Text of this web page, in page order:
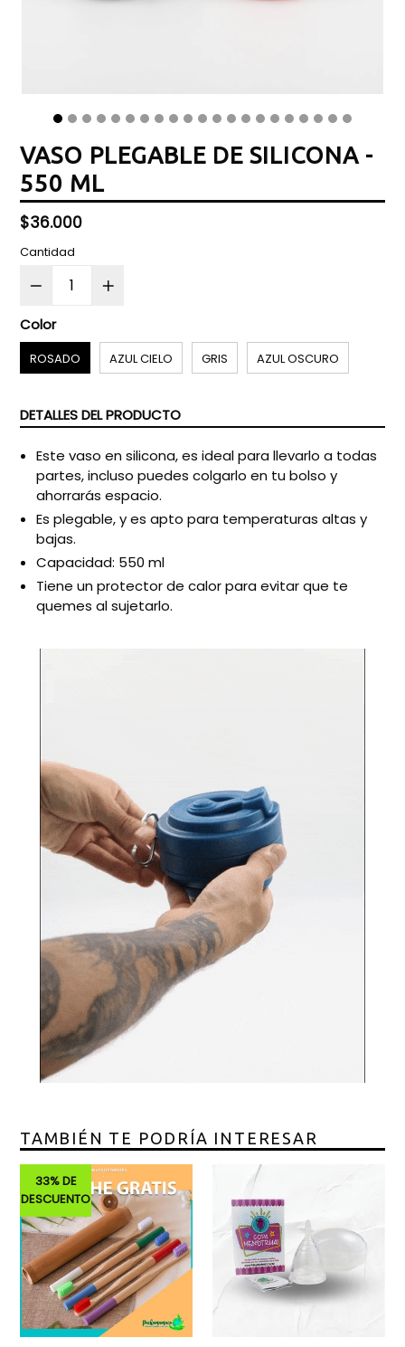
VASO PLEGABLE DE SILICONA -
550 ML
Precio
normal
$36.000
Cantidad
Color
ROSADO AZUL CIELO GRIS AZUL OSCURO
DETALLES DEL PRODUCTO
Este vaso en silicona, es ideal para llevarlo a todas
partes, incluso puedes colgarlo en tu bolso y
ahorrarás espacio.
Es plegable, y es apto para temperaturas altas y
bajas.
Capacidad: 550 ml
Tiene un protector de calor para evitar que te
quemes al sujetarlo.
TAMBIÉN TE PODRÍA INTERESAR
33% DE
DESCUENTO